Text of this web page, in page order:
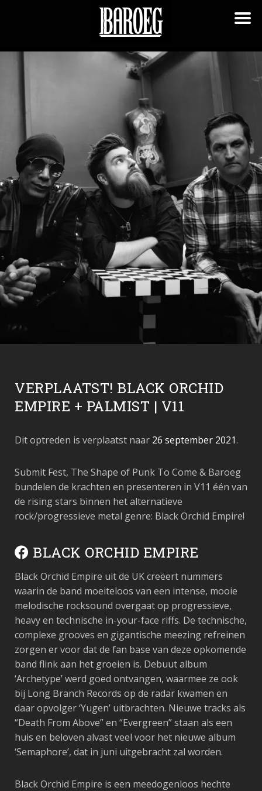
VERPLAATST! BLACK ORCHID
EMPIRE + PALMIST | V11
Dit optreden is verplaatst naar 26 september 2021.
Submit Fest, The Shape of Punk To Come & Baroeg
bundelen de krachten en presenteren in V11 één van
de rising stars binnen het alternatieve
rock/progressieve metal genre: Black Orchid Empire!
BLACK ORCHID EMPIRE
Black Orchid Empire uit de UK creëert nummers
waarin de band moeiteloos van een intense, mooie
melodische rocksound overgaat op progressieve,
heavy en technische in-your-face riffs. De technische,
complexe grooves en gigantische meezing refreinen
zorgen er voor dat de fan base van deze opkomende
band flink aan het groeien is. Debuut album
‘Archetype’ werd goed ontvangen, waarmee ze ook
bij Long Branch Records op de radar kwamen en
daar opvolger ‘Yugen’ uitbrachten. Nieuwe tracks als
“Death From Above” en “Evergreen” staan als een
huis en beloven alvast veel voor het nieuwe album
‘Semaphore’, dat in juni uitgebracht zal worden.
Black Orchid Empire is een meedogenloos hechte